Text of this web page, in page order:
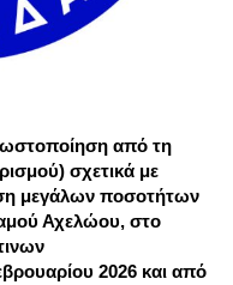
από τη
σχετικά με
μεγάλων ποσοτήτων
Αχελώου, στο
2026 και από